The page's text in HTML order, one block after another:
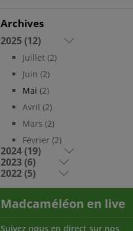
Archives
2025 (12)
Juillet (2)
Juin (2)
Mai (2)
Avril (2)
Mars (2)
Février (2)
2024 (19)
2023 (6)
2022 (5)
Madcaméléon en live
Suivez nous en direct sur nos